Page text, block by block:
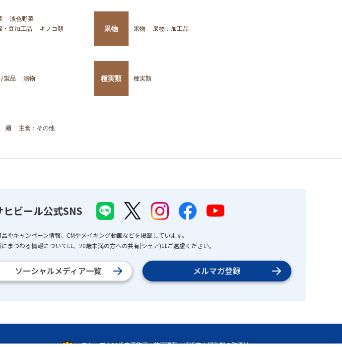
淡色野菜
・豆加工品
キノコ類
果物 果物 果物：加工品
製品 漬物 種実類 種実類
麺 主食：その他
ヒビール公式SNS
やキャンペーン情報、CMやメイキング動画などを掲載しています。
まつわる情報については、20歳未満の方への共有(シェア)はご遠慮ください。
ソーシャルメディア一覧 メルマガ登録